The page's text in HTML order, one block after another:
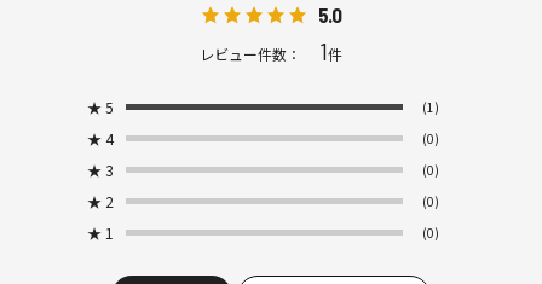
5.0
レビュー件数： 1件
★ 5 (1)
★ 4 (0)
★ 3 (0)
★ 2 (0)
★ 1 (0)